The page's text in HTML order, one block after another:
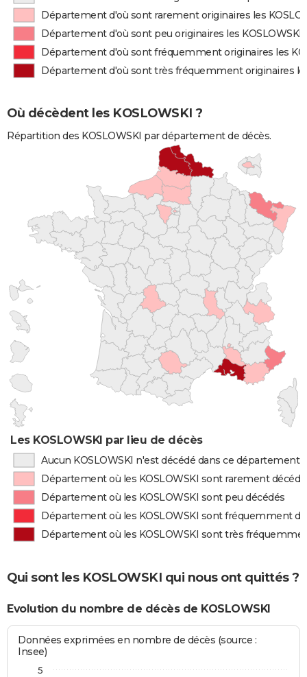
Département d'où sont rarement originaires les
Département d'où sont peu originaires les KOSLOWSKI
Département d'où sont fréquemment originaires les
Département d'où sont très fréquemment originaires
Où décèdent les KOSLOWSKI ?
Répartition des KOSLOWSKI par département de décès.
Les KOSLOWSKI par lieu de décès
Aucun KOSLOWSKI n'est décédé dans ce département
Département où les KOSLOWSKI sont rarement
Département où les KOSLOWSKI sont peu décédés
Département où les KOSLOWSKI sont fréquemment
Département où les KOSLOWSKI sont très
Qui sont les KOSLOWSKI qui nous ont quittés ?
Evolution du nombre de décès de KOSLOWSKI
Données exprimées en nombre de décès (source :
Insee)
5